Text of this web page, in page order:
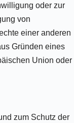
oder zur
von
einer anderen
Gründen eines
Union oder
zum Schutz der